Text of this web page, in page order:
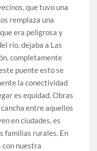
que tuvo una
remplaza una
era peligrosa y
río, dejaba a Las
completamente
puente esto se
la conectividad
es equidad. Obras
entre aquellos
en ciudades, es
familias rurales. En
con nuestra